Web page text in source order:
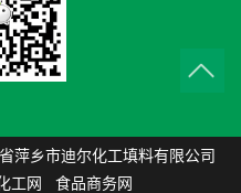
萍乡市迪尔化工填料有限公司
工网 食品商务网